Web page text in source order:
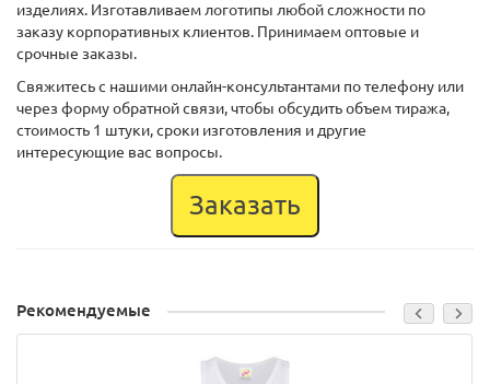
изделиях. Изготавливаем логотипы любой сложности по
заказу корпоративных клиентов. Принимаем оптовые и
срочные заказы.
Свяжитесь с нашими онлайн-консультантами по телефону или
через форму обратной связи, чтобы обсудить объем тиража,
стоимость 1 штуки, сроки изготовления и другие
интересующие вас вопросы.
Заказать
Рекомендуемые